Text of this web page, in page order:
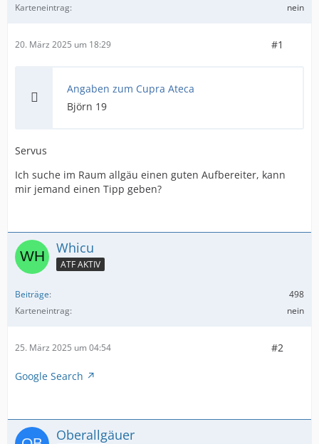
Karteneintrag
nein
20. März 2025 um 18:29 #1
Angaben zum Cupra Ateca
Björn 19
Servus
Ich suche im Raum allgäu einen guten Aufbereiter, kann
mir jemand einen Tipp geben?
Whicu
ATF AKTIV
Beiträge
498
Karteneintrag
nein
25. März 2025 um 04:54 #2
Google Search
Oberallgäuer